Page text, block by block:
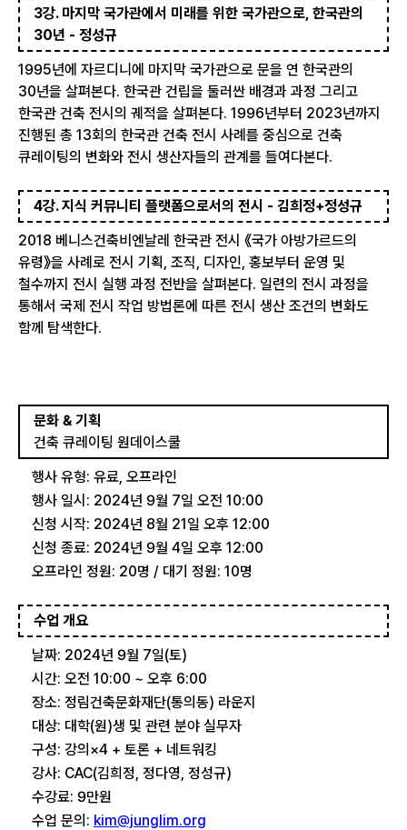
3강. 마지막 국가관에서 미래를 위한 국가관으로, 한국관의
30년 - 정성규
1995년에 자르디니에 마지막 국가관으로 문을 연 한국관의
30년을 살펴본다. 한국관 건립을 둘러싼 배경과 과정 그리고
한국관 건축 전시의 궤적을 살펴본다. 1996년부터 2023년까지
진행된 총 13회의 한국관 건축 전시 사례를 중심으로 건축
큐레이팅의 변화와 전시 생산자들의 관계를 들여다본다.
4강. 지식 커뮤니티 플랫폼으로서의 전시 - 김희정+정성규
2018 베니스건축비엔날레 한국관 전시 《국가 아방가르드의
유령》을 사례로 전시 기획, 조직, 디자인, 홍보부터 운영 및
철수까지 전시 실행 과정 전반을 살펴본다. 일련의 전시 과정을
통해서 국제 전시 작업 방법론에 따른 전시 생산 조건의 변화도
함께 탐색한다.
문화 & 기획
건축 큐레이팅 원데이스쿨
행사 유형: 유료, 오프라인
행사 일시: 2024년 9월 7일 오전 10:00
신청 시작: 2024년 8월 21일 오후 12:00
신청 종료: 2024년 9월 4일 오후 12:00
오프라인 정원: 20명 / 대기 정원: 10명
수업 개요
날짜: 2024년 9월 7일(토)
시간: 오전 10:00 ~ 오후 6:00
장소: 정림건축문화재단(통의동) 라운지
대상: 대학(원)생 및 관련 분야 실무자
구성: 강의×4 + 토론 + 네트워킹
강사: CAC(김희정, 정다영, 정성규)
수강료: 9만원
수업 문의: kim@junglim.org